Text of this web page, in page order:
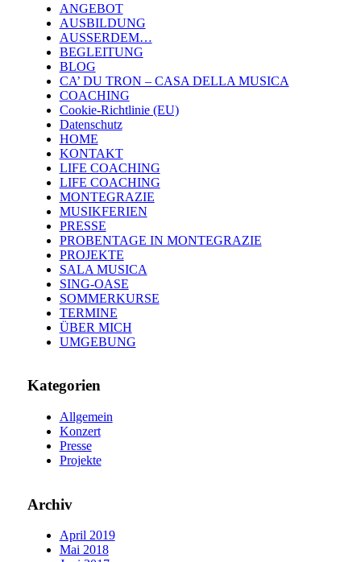
ANGEBOT
AUSBILDUNG
AUSSERDEM…
BEGLEITUNG
BLOG
CA’ DU TRON – CASA DELLA MUSICA
COACHING
Cookie-Richtlinie (EU)
Datenschutz
HOME
KONTAKT
LIFE COACHING
LIFE COACHING
MONTEGRAZIE
MUSIKFERIEN
PRESSE
PROBENTAGE IN MONTEGRAZIE
PROJEKTE
SALA MUSICA
SING-OASE
SOMMERKURSE
TERMINE
ÜBER MICH
UMGEBUNG
Kategorien
Allgemein
Konzert
Presse
Projekte
Archiv
April 2019
Mai 2018